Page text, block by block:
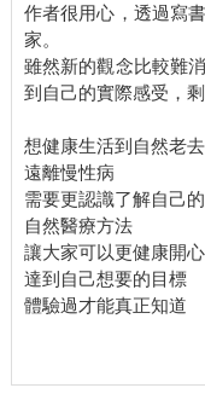
德華茲（Sally
heart rate, MHR），就
的最大心跳應該是164
就是在第二區。如果維
幕，來控制自己運動強
我沒戴智慧手錶，所以
第二區訓練，我個人還
準。至於第五區，如果
斷呢？有的，第五區的
是在這個強度，你的體
表示強度太高了，可能
作者很用心，透過寫
家。
雖然新的觀念比較難
到自己的實際感受，
想健康生活到自然老去
遠離慢性病
需要更認識了解自己
自然醫療方法
讓大家可以更健康開
達到自己想要的目標
體驗過才能真正知道